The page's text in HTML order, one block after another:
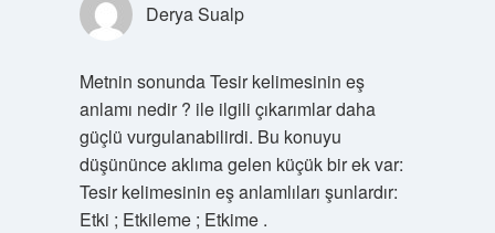
Derya Sualp
Metnin sonunda Tesir kelimesinin eş
anlamı nedir ? ile ilgili çıkarımlar daha
güçlü vurgulanabilirdi. Bu konuyu
düşününce aklıma gelen küçük bir ek var:
Tesir kelimesinin eş anlamlıları şunlardır:
Etki ; Etkileme ; Etkime .